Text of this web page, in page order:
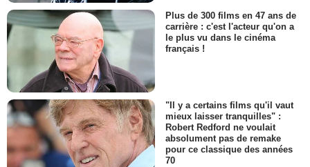
Plus de 300 films en 47 ans de
carrière : c'est l'acteur qu'on a
le plus vu dans le cinéma
français !
"Il y a certains films qu'il vaut
mieux laisser tranquilles" :
Robert Redford ne voulait
absolument pas de remake
pour ce classique des années
70